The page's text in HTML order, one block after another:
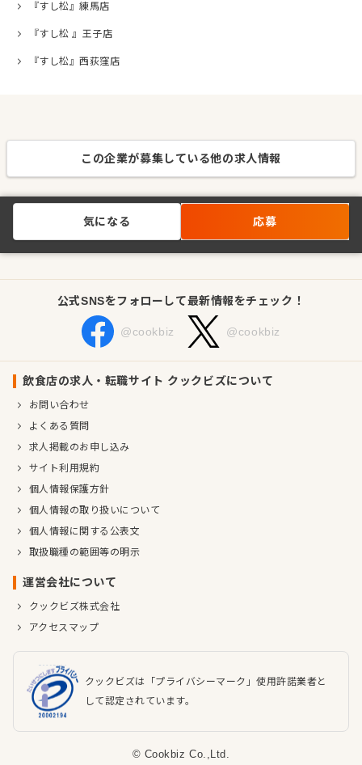
『すし松』練馬店
『すし松 』王子店
『すし松』西荻窪店
この企業が募集している他の求人情報
気になる 応募
公式SNSをフォローして最新情報をチェック！
@cookbiz @cookbiz
飲食店の求人・転職サイト クックビズについて
お問い合わせ
よくある質問
求人掲載のお申し込み
サイト利用規約
個人情報保護方針
個人情報の取り扱いについて
個人情報に関する公表文
取扱職種の範囲等の明示
運営会社について
クックビズ株式会社
アクセスマップ
クックビズは「プライバシーマーク」使用許諾業者と
して認定されています。
© Cookbiz Co.,Ltd.